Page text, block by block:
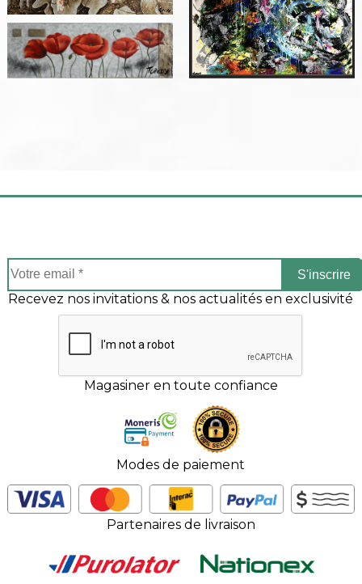
S'inscrire
Recevez nos invitations & nos actualités en exclusivité
Magasiner en toute confiance
Modes de paiement
Partenaires de livraison